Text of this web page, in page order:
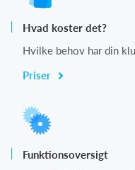
Hvad koster det?
Hvilke behov har din
Priser
Funktionsoversigt